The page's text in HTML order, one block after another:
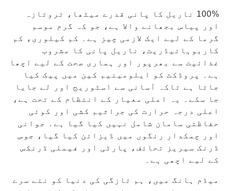
100% ناریل کا پانی قدرے میٹھا، تروتازہ
اور پیاس بجھانے والا ہے، جو کہ گرم موسم
گرما کے لیے ایک لازمی چیز ہے۔ کم کیلوری، کم
کاربوہائیڈریٹ، ناریل پانی کا مشروب
غذائیت سے بھرپور اور ہماری صحت کے لیے اچھا
ہے۔ پروڈکٹ کو ایلومینیم کین میں پیک کیا
جاتا ہے تاکہ آسانی سے اسٹوریج اور لے جایا
جا سکے۔ یہ اعلی معیار کے انتظام کے تحت ہے،
اعلی درجہ حرارت کی جراثیم کشی اور کوئی
حفاظتی سامان شامل نہیں کیا گیا ہے۔ جوانی
اور چمکدار رنگوں میں ڈیزائن کیا گیا، جوس
ڈرنک سیریز تحائف، پارٹی اور فیملی ڈرنکس
کے لیے اچھی ہے۔
میڈم ہانگ میں، ہم تازگی کی دنیا کو نئے سرے